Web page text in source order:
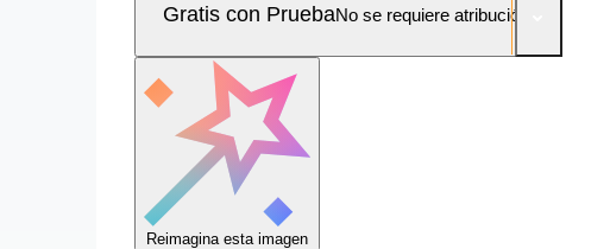
Gratis con PruebaNo se requiere atribución!
Reimagina esta imagen